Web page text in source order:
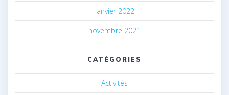
janvier 2022
novembre 2021
CATÉGORIES
Activités